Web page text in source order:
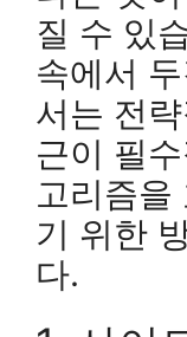
질 수 있
속에서
서는 전
근이 필
고리즘을
기 위한
다.